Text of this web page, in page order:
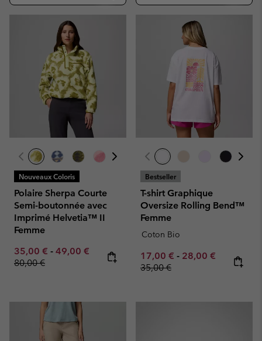
Nouveaux Coloris
Polaire Sherpa Courte
Semi-boutonnée avec
Imprimé Helvetia™ II
Femme
Minimum sale price:
35,00 € - Maximum sale price:
49,00 € Regular price:
80,00 €
Bestseller
T-shirt Graphique
Oversize Rolling Bend™
Femme
Coton Bio
Minimum sale price:
17,00 € - Maximum sale
28,00 € Regular
35,00 €